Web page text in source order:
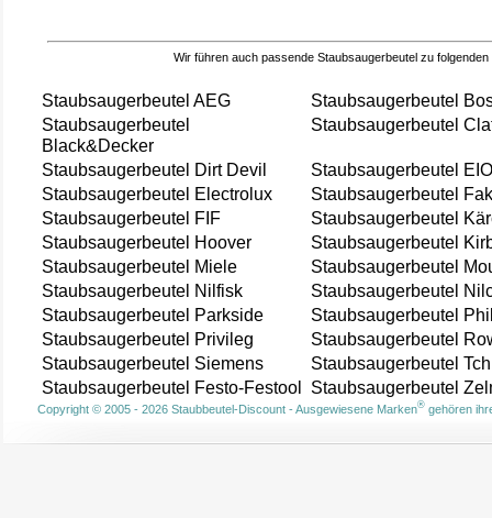
Wir führen auch passende Staubsaugerbeutel zu folgenden
Staubsaugerbeutel AEG
Staubsaugerbeutel
Staubsaugerbeutel
Black&Decker
Staubsaugerbeutel
Staubsaugerbeutel Dirt Devil
Staubsaugerbeutel
Staubsaugerbeutel Electrolux
Staubsaugerbeutel
Staubsaugerbeutel FIF
Staubsaugerbeutel
Staubsaugerbeutel Hoover
Staubsaugerbeutel
Staubsaugerbeutel Miele
Staubsaugerbeutel
Staubsaugerbeutel Nilfisk
Staubsaugerbeutel
Staubsaugerbeutel Parkside
Staubsaugerbeutel
Staubsaugerbeutel Privileg
Staubsaugerbeutel
Staubsaugerbeutel Siemens
Staubsaugerbeutel
Staubsaugerbeutel Festo-Festool
Staubsaugerbeutel
Copyright © 2005 - 2026 Staubbeutel-Discount - Ausgewiesene Marken®gehören